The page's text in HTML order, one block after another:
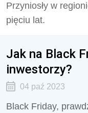
Przyniosły w
pięciu lat.
Jak na Black
inwestorzy?
04 paź 2023
Black Friday,